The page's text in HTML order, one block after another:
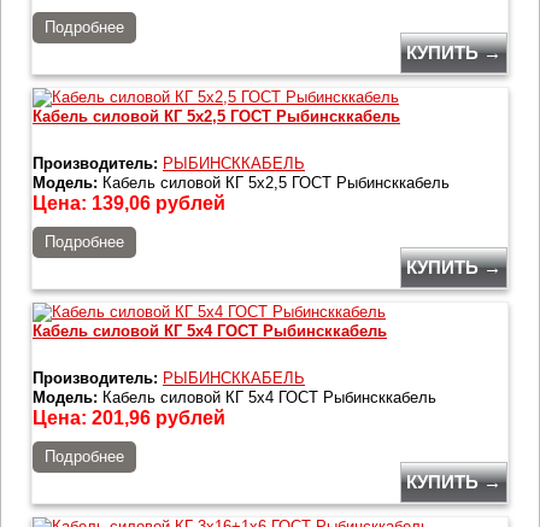
Подробнее
КУПИТЬ →
Кабель силовой КГ 5х2,5 ГОСТ Рыбинсккабель
Производитель: РЫБИНСККАБЕЛЬ
Модель: Кабель силовой КГ 5х2,5 ГОСТ Рыбинсккабель
Цена: 139,06 рублей
Подробнее
КУПИТЬ →
Кабель силовой КГ 5х4 ГОСТ Рыбинсккабель
Производитель: РЫБИНСККАБЕЛЬ
Модель: Кабель силовой КГ 5х4 ГОСТ Рыбинсккабель
Цена: 201,96 рублей
Подробнее
КУПИТЬ →